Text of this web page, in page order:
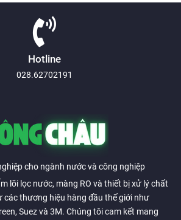
Hotline
028.62702191
cho ngành nước và công nghiệp
lõi lọc nước, màng RO và thiết bị xử lý chất
các thương hiệu hàng đầu thế giới như
Suez và 3M. Chúng tôi cam kết mang